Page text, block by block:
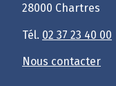
28000 Chartres
Tél. 02 37 23 40 00
Nous contacter